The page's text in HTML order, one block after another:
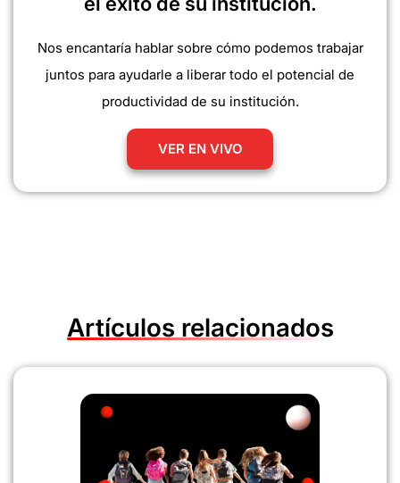
Nos encantaría hablar sobre cómo podemos trabajar
juntos para ayudarle a liberar todo el potencial de
productividad de su institución.
VER EN VIVO
Artículos relacionados